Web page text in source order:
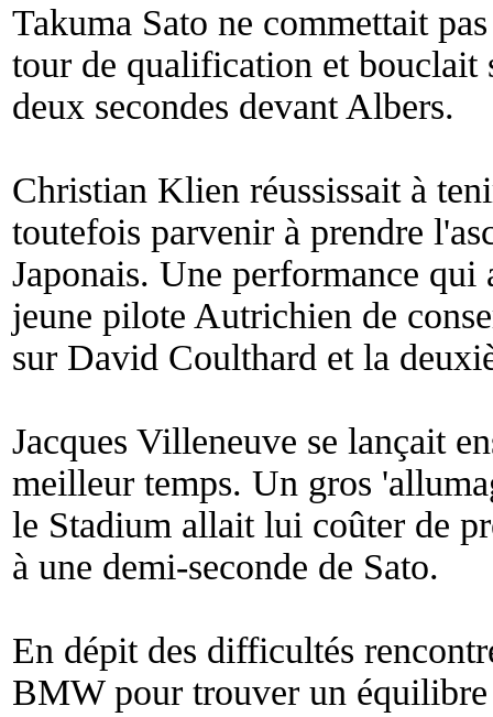
Takuma Sato ne commettait
tour de qualification et bouclait
deux secondes devant Albers.
Christian Klien réussissait à
toutefois parvenir à prendre
Japonais. Une performance
jeune pilote Autrichien de
sur David Coulthard et la
Jacques Villeneuve se lançait
meilleur temps. Un gros
le Stadium allait lui coûter de
à une demi-seconde de Sato.
En dépit des difficultés
BMW pour trouver un